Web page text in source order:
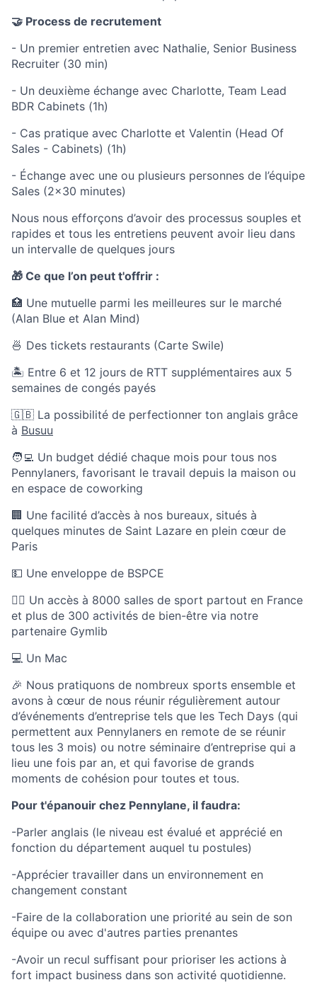
🤝 Process de recrutement
- Un premier entretien avec Nathalie, Senior Business
Recruiter (30 min)
- Un deuxième échange avec Charlotte, Team Lead
BDR Cabinets (1h)
- Cas pratique avec Charlotte et Valentin (Head Of
Sales - Cabinets) (1h)
- Échange avec une ou plusieurs personnes de l’équipe
Sales (2x30 minutes)
Nous nous efforçons d’avoir des processus souples et
rapides et tous les entretiens peuvent avoir lieu dans
un intervalle de quelques jours
🎁 Ce que l’on peut t'offrir :
🏥 Une mutuelle parmi les meilleures sur le marché
(Alan Blue et Alan Mind)
🍜 Des tickets restaurants (Carte Swile)
🏝 Entre 6 et 12 jours de RTT supplémentaires aux 5
semaines de congés payés
🇬🇧 La possibilité de perfectionner ton anglais grâce
à Busuu
🧑‍💻 Un budget dédié chaque mois pour tous nos
Pennylaners, favorisant le travail depuis la maison ou
en espace de coworking
🏢 Une facilité d’accès à nos bureaux, situés à
quelques minutes de Saint Lazare en plein cœur de
Paris
💵 Une enveloppe de BSPCE
🏃‍♀️ Un accès à 8000 salles de sport partout en France
et plus de 300 activités de bien-être via notre
partenaire Gymlib
💻 Un Mac
🎉 Nous pratiquons de nombreux sports ensemble et
avons à cœur de nous réunir régulièrement autour
d’événements d’entreprise tels que les Tech Days (qui
permettent aux Pennylaners en remote de se réunir
tous les 3 mois) ou notre séminaire d’entreprise qui a
lieu une fois par an, et qui favorise de grands
moments de cohésion pour toutes et tous.
Pour t'épanouir chez Pennylane, il faudra:
-Parler anglais (le niveau est évalué et apprécié en
fonction du département auquel tu postules)
-Apprécier travailler dans un environnement en
changement constant
-Faire de la collaboration une priorité au sein de son
équipe ou avec d'autres parties prenantes
-Avoir un recul suffisant pour prioriser les actions à
fort impact business dans son activité quotidienne.